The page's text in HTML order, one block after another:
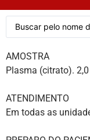
AMOSTRA
Plasma (citrato).
ATENDIMENTO
Em todas as